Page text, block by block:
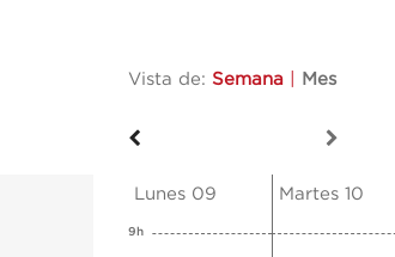
Vista de: Semana Mes
Lunes 09 Martes 10
9h